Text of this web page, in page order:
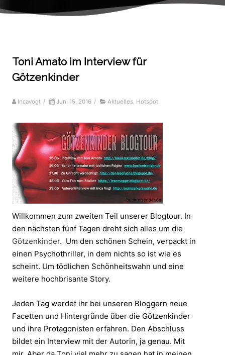
Toni Amato im Interview für
Götzenkinder
Incavogt / Juni 15, 2016 / Aktuelles, Hotspot
Willkommen zum zweiten Teil unserer Blogtour. In
den nächsten fünf Tagen dreht sich alles um die
Götzenkinder. Um den schönen Schein, verpackt in
einen Psychothriller, in dem nichts so ist wie es
scheint. Um tödlichen Schönheitswahn und eine
weitere hochbrisante Story.
Jeden Tag werdet ihr bei unseren Bloggern neue
Facetten und Hintergründe über die Götzenkinder
und ihre Protagonisten erfahren. Den Abschluss
bildet ein Interview mit der Autorin, ja genau. Mit